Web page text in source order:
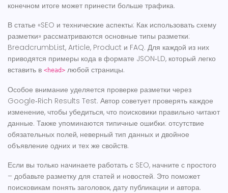
конечном итоге может принести больше трафика.
В статье «SEO и технические аспекты: Как использовать схему
разметки» рассматриваются основные типы разметки:
BreadcrumbList, Article, Product и FAQ. Для каждой из них
приводятся примеры кода в формате JSON‑LD, который легко
вставить в <head> любой страницы.
Особое внимание уделяется проверке разметки через
Google‑Rich Results Test. Автор советует проверять каждое
изменение, чтобы убедиться, что поисковики правильно читают
данные. Также упоминаются типичные ошибки: отсутствие
обязательных полей, неверный тип данных и двойное
объявление одних и тех же свойств.
Если вы только начинаете работать с SEO, начните с простого
– добавьте разметку для статей и новостей. Это поможет
поисковикам понять заголовок, дату публикации и автора.